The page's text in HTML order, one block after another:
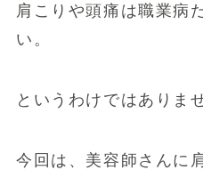
肩こりや頭痛は職業病
い。
というわけではありま
今回は、美容師さんに